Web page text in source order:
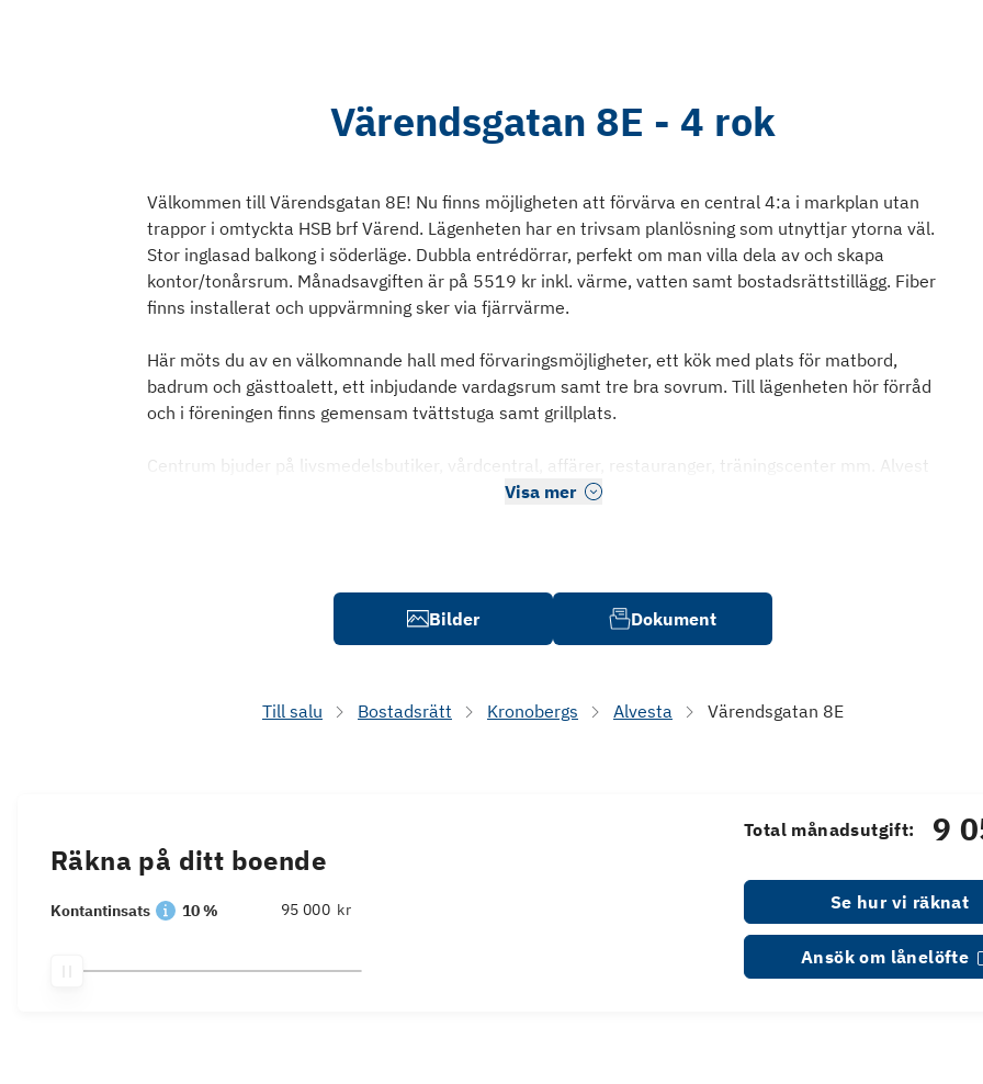
Värendsgatan 8E - 4 rok
Välkommen till Värendsgatan 8E! Nu finns möjligheten att förvärva en central 4:a i markplan utan
trappor i omtyckta HSB brf Värend. Lägenheten har en trivsam planlösning som utnyttjar ytorna väl.
Stor inglasad balkong i söderläge. Dubbla entrédörrar, perfekt om man villa dela av och skapa
kontor/tonårsrum. Månadsavgiften är på 5519 kr inkl. värme, vatten samt bostadsrättstillägg. Fiber
finns installerat och uppvärmning sker via fjärrvärme.
Här möts du av en välkomnande hall med förvaringsmöjligheter, ett kök med plats för matbord,
badrum och gästtoalett, ett inbjudande vardagsrum samt tre bra sovrum. Till lägenheten hör förråd
och i föreningen finns gemensam tvättstuga samt grillplats.
Centrum bjuder på livsmedelsbutiker, vårdcentral, affärer, restauranger, träningscenter mm. Alvest
Visa mer
Bilder Dokument
Till salu Bostadsrätt Kronobergs Alvesta Värendsgatan 8E
Räkna på ditt boende
Kontantinsats 10 % kr
Total månadsutgift: 9
Se hur vi räknat
Ansök om lånelöfte